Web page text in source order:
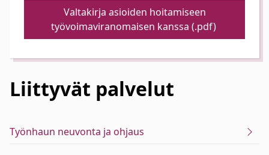
Valtakirja asioiden hoitamiseen
työvoimaviranomaisen kanssa (.pdf)
Liittyvät palvelut
Työnhaun neuvonta ja ohjaus